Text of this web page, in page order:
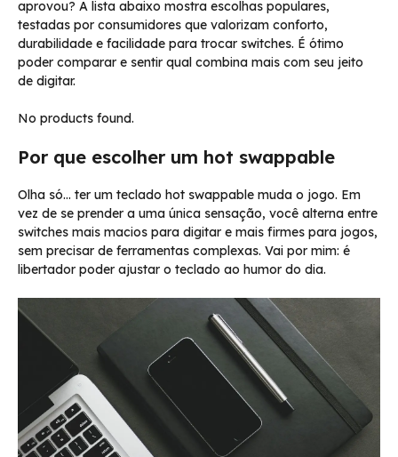
aprovou? A lista abaixo mostra escolhas populares,
testadas por consumidores que valorizam conforto,
durabilidade e facilidade para trocar switches. É ótimo
poder comparar e sentir qual combina mais com seu jeito
de digitar.
No products found.
Por que escolher um hot swappable
Olha só… ter um teclado hot swappable muda o jogo. Em
vez de se prender a uma única sensação, você alterna entre
switches mais macios para digitar e mais firmes para jogos,
sem precisar de ferramentas complexas. Vai por mim: é
libertador poder ajustar o teclado ao humor do dia.